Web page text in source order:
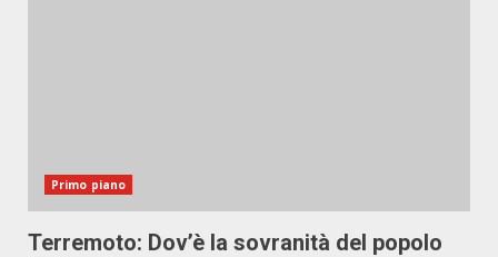
Primo piano
Terremoto: Dov’è la sovranità del popolo